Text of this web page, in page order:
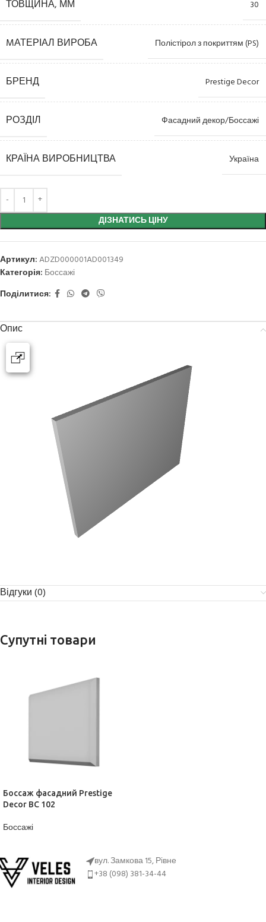
ТОВЩИНА, ММ 30
MАТЕРІАЛ ВИРОБА Полістірол з покриттям (PS)
БРЕНД Prestige Decor
РОЗДІЛ Фасадний декор/Боссажі
КРАЇНА ВИРОБНИЦТВА Україна
ДІЗНАТИСЬ ЦІНУ
Артикул:ADZD000001AD001349
Категорія: Боссажі
Поділитися:
Опис
Відгуки (0)
Супутні товари
Боссаж фасадний Prestige
Decor BC 102
Боссажі
вул. Замкова 15, Рівне
+38 (098) 381-34-44